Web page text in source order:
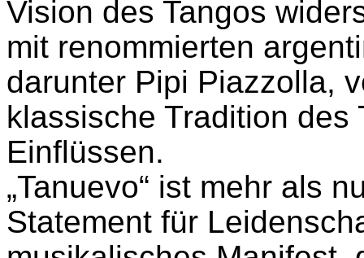
Vision des Tangos
mit renommierten
darunter Pipi Piazzolla,
klassische Tradition
Einflüssen.
„Tanuevo“ ist mehr als
Statement für